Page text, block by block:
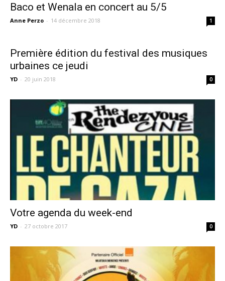
Baco et Wenala en concert au 5/5
Anne Perzo - 14 décembre 2018 1
Première édition du festival des musiques
urbaines ce jeudi
YD - 20 juin 2018 0
Votre agenda du week-end
YD - 27 octobre 2017 0